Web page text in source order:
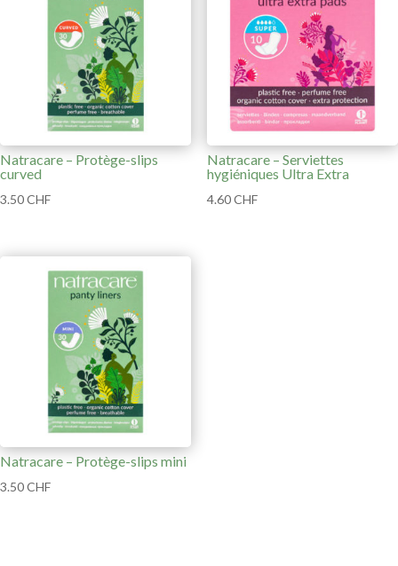
Natracare – Protège-slips
curved
3.50CHF
Natracare – Serviettes
hygiéniques Ultra Extra
4.60CHF
Natracare – Protège-slips mini
3.50CHF